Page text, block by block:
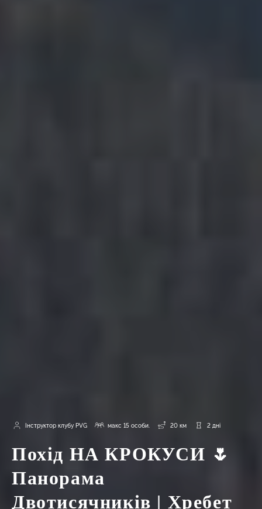
Інструктор клубу PVG макс 15 особи. 20 км 2 дні
Похід НА КРОКУСИ 🌷
Панорама
Двотисячників | Хребет